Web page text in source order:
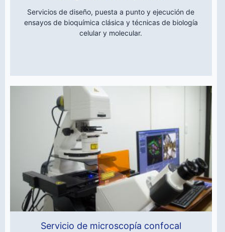
Servicios de diseño, puesta a punto y ejecución de
ensayos de bioquímica clásica y técnicas de biología
celular y molecular.
Servicio de microscopía confocal